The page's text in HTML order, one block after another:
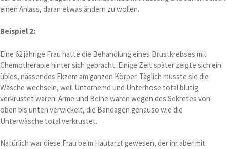
einen Anlass, daran etwas ändern zu wollen.
Beispiel 2:
Eine 62 jährige Frau hatte die Behandlung eines Brustkrebses mit
Chemotherapie hinter sich gebracht. Einige Zeit später zeigte sich ein
übles, nässendes Ekzem am ganzen Körper. Täglich musste sie die
Wäsche wechseln, weil Unterhemd und Unterhose total blutig
verkrustet waren. Arme und Beine waren wegen des Sekretes von
oben bis unten verwickelt, die Bandagen genauso wie die
Unterwäsche total verkrustet.
Natürlich war diese Frau beim Hautarzt gewesen, der ihr aber mit